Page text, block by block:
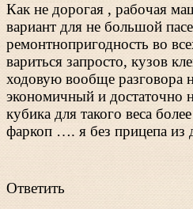
Как не дорогая , рабочая
вариант для не большой
ремонтнопригодность во
вариться запросто, кузов
ходовую вообще разговора
экономичный и достаточно
кубика для такого веса
фаркоп …. я без прицепа из
Ответить